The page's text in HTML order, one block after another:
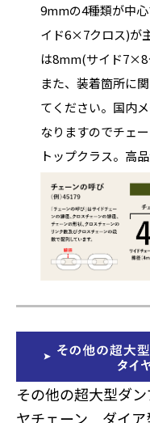
9mmの4種類が中
イド6×7クロス)が
は8mm(サイド7×8
また、装着箇所に
てください。国内
なりますのでチェ
トップクラス。高
その他の超大型ダ
ヤチェーン ダイア